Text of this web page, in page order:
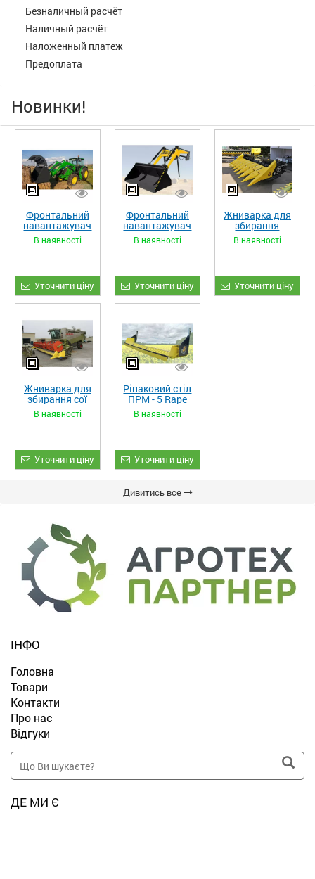
Безналичный расчёт
Наличный расчёт
Наложенный платеж
Предоплата
Новинки!
Фронтальний
навантажувач
«STRONG XL»
В наявності
Уточнити ціну
Фронтальний
навантажувач
«STRONG»
В наявності
Уточнити ціну
Жниварка для
збирання
кукурудзи
ЖКИ-870
В наявності
Уточнити ціну
Жниварка для
збирання сої
та гороху
«ETTARO»
В наявності
Уточнити ціну
Ріпаковий стіл
ПРМ - 5 Rape
Fiore
В наявності
Уточнити ціну
Дивитись все
ІНФО
Головна
Товари
Контакти
Про нас
Відгуки
ДЕ МИ Є